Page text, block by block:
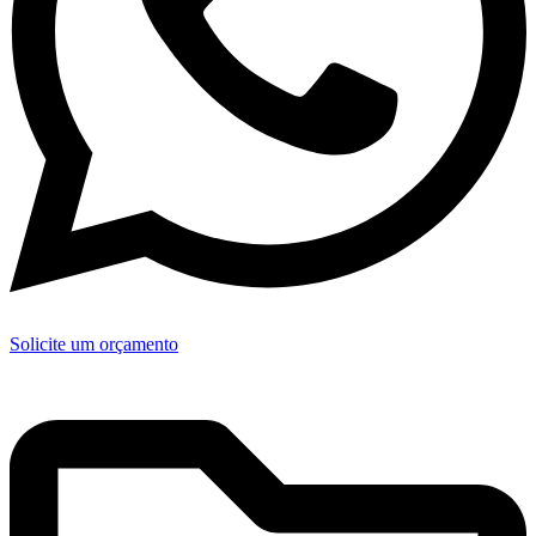
Solicite um orçamento